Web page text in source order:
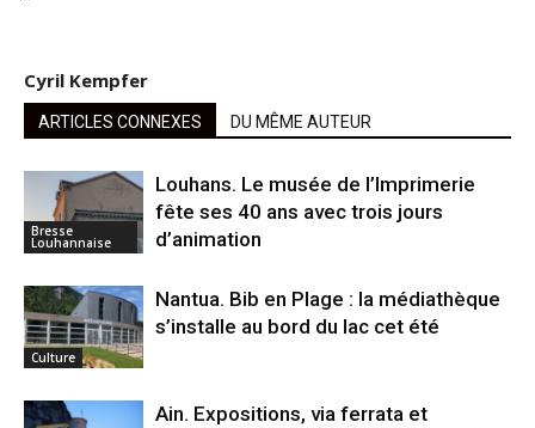
Cyril Kempfer
ARTICLES CONNEXES DU MÊME AUTEUR
Bresse
Louhannaise
Louhans. Le musée de l’Imprimerie
fête ses 40 ans avec trois jours
d’animation
Culture
Nantua. Bib en Plage : la médiathèque
s’installe au bord du lac cet été
Ain. Expositions, via ferrata et